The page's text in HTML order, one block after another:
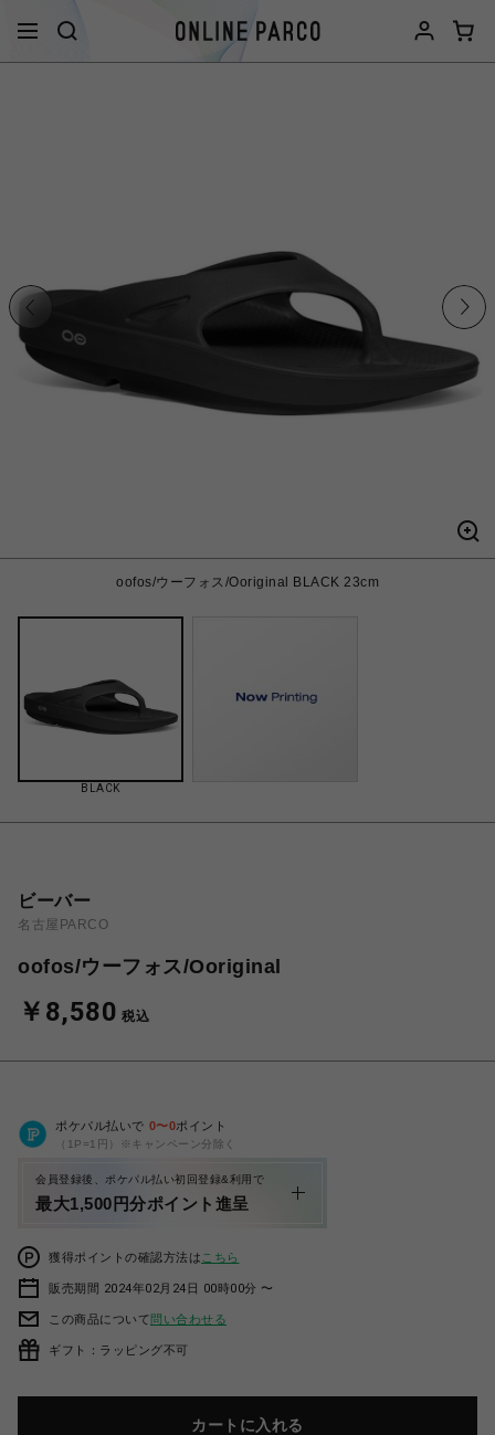
oofos/ウーフォス/Ooriginal BLACK 23cm
BLACK
ビーバー
名古屋PARCO
oofos/ウーフォス/Ooriginal
￥8,580 税込
ポケパル払いで 0〜0ポイント
（1P=1円）※キャンペーン分除く
会員登録後、ポケパル払い初回登録&利用で
最大1,500円分ポイント進呈
獲得ポイントの確認方法は こちら
販売期間 2024年02月24日 00時00分 〜
この商品について問い合わせる
ギフト：ラッピング不可
カートに入れる